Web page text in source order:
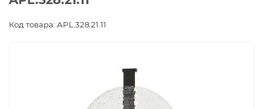
Код товара: APL.328.21.11